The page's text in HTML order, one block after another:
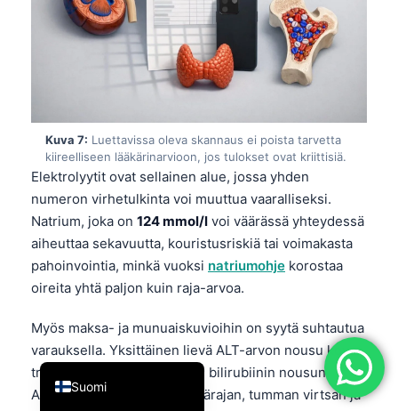
Kuva 7: Luettavissa oleva skannaus ei poista tarvetta
kiireelliseen lääkärinarvioon, jos tulokset ovat kriittisiä.
Elektrolyytit ovat sellainen alue, jossa yhden
numeron virhetulkinta voi muuttua vaaralliseksi.
Natrium, joka on 124 mmol/l voi väärässä yhteydessä
aiheuttaa sekavuutta, kouristusriskiä tai voimakasta
pahoinvointia, minkä vuoksi natriumohje korostaa
oireita yhtä paljon kuin raja-arvoa.
Myös maksa- ja munuaiskuvioihin on syytä suhtautua
varauksella. Yksittäinen lievä ALT-arvon nousu kovan
treenin jälkeen on yksi asia; bilirubiinin nousun,
ALT:n ollessa yli
ylärajan, tumman virtsan ja
Suomi
English
Deutsch
العربية
Français
עִבְרִית
Español
Português
Ελληνικά
简体中文
فارسی